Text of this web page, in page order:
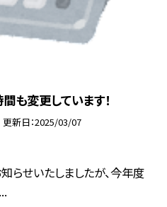
も変更しています！
更新日 2025/03/07
らせいたしましたが、今年度